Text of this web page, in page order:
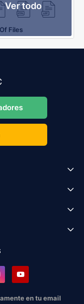
Ver todo
Files
en tu email